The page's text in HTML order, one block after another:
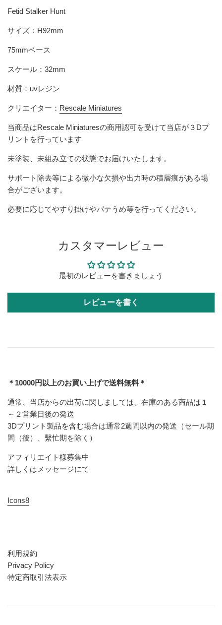
Fetid Stalker Hunt
サイズ ：H92mm
75mmベース
スケール：32mm
材質：uvレジン
クリエイター： Rescale Miniatures
当商品はRescale Miniaturesの商用認可を受けて当店が３Dプ
リントを行っています
未塗装、未組み立ての状態でお届けいたします。
サポート除去等による微小な欠損や出力時の積層痕がある場
合がございます。
必要に応じてやすり掛けやパテうめ等を行ってください。
カスタマーレビュー
最初のレビューを書きましょう
レビューを書く
＊10000円以上のお買い上げで送料無料＊
通常、当店からの出荷に関しましては、在庫のある商品は１
～２営業日後の発送
3Dプリント製品を含む場合は通常2週間以内の発送（セール期
間（後）、繫忙期を除く）
アフィリエイト様募集中
詳しくはメッセージにて
Icons8
利用規約
Privacy Policy
特定商取引法表示